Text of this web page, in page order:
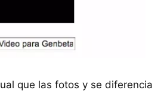
que las fotos y se diferencia